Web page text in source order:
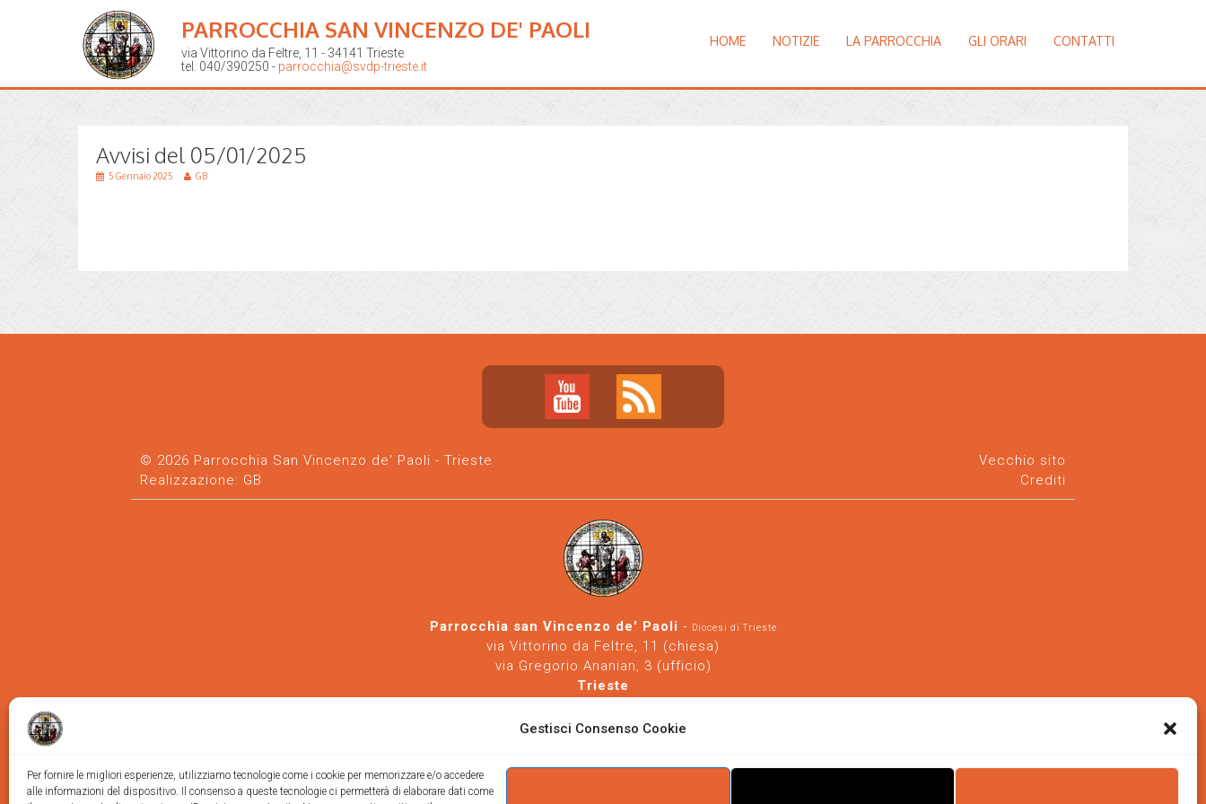
Gestisci Consenso Cookie
Per fornire le migliori esperienze, utilizziamo tecnologie come i cookie per memorizzare e/o accedere
alle informazioni del dispositivo. Il consenso a queste tecnologie ci permetterà di elaborare dati come
PARROCCHIA SAN VINCENZO DE' PAOLI
via Vittorino da Feltre, 11 - 34141 Trieste
tel. 040/390250 - parrocchia@svdp-trieste.it
HOME NOTIZIE LA PARROCCHIA GLI ORARI CONTATTI
Avvisi del 05/01/2025
5 Gennaio 2025 GB
© 2026 Parrocchia San Vincenzo de' Paoli - Trieste
Realizzazione: GB
Vecchio sito
Crediti
Parrocchia san Vincenzo de' Paoli - Diocesi di Trieste
via Vittorino da Feltre, 11 (chiesa)
via Gregorio Ananian, 3 (ufficio)
Trieste
https://www.svdp-trieste.it-parrocchia@svdp-trieste.it
Informativa privacy-Informativa cookie